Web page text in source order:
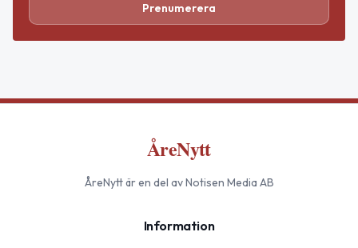
Prenumerera
ÅreNytt
ÅreNyttär en del av Notisen Media AB
Information